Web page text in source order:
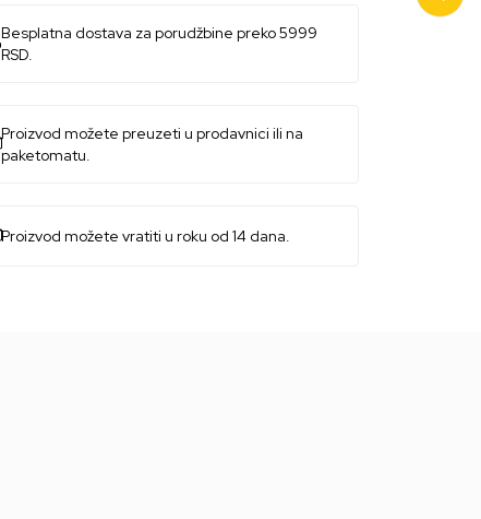
Besplatna dostava za porudžbine preko 5999
RSD.
Proizvod možete preuzeti u prodavnici ili na
paketomatu.
Proizvod možete vratiti u roku od 14 dana.